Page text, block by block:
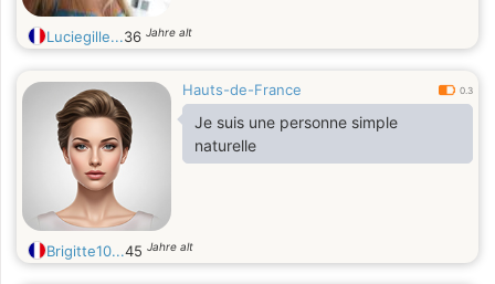
Luciegille...36 Jahre alt
Hauts-de-France 0.3
Je suis une personne simple
naturelle
Brigitte10...45 Jahre alt